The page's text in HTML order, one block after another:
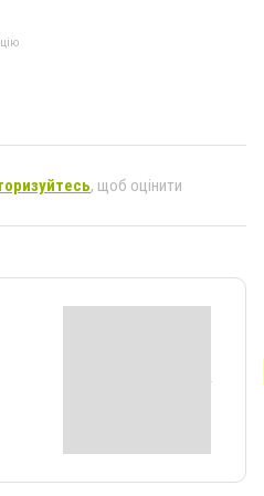
, щоб оцінити